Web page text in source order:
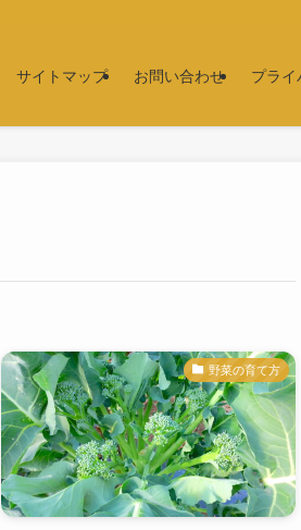
サイトマップ お問い合わせ プライ
野菜の育て方